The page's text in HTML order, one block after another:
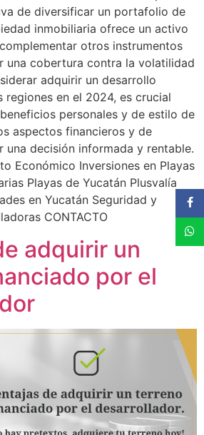
de diversificar un portafolio de
inmobiliaria ofrece un activo
otros instrumentos
una cobertura contra la volatilidad
adquirir un desarrollo
regiones en el 2024, es crucial
personales y de estilo de
aspectos financieros y de
una decisión informada y rentable.
Económico Inversiones en Playas
Playas de Yucatán Plusvalía
en Yucatán Seguridad y
CONTACTO
adquirir un
por el